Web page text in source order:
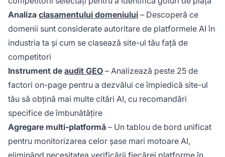
Analiza clasamentului domeniului – Descoperă ce
domenii sunt considerate autoritare de platformele AI în
industria ta și cum se clasează site-ul tău față de
competitori
Instrument de audit GEO – Analizează peste 25 de
factori on-page pentru a dezvălui ce împiedică site-ul
tău să obțină mai multe citări AI, cu recomandări
specifice de îmbunătățire
Agregare multi-platformă – Un tablou de bord unificat
pentru monitorizarea celor șase mari motoare AI,